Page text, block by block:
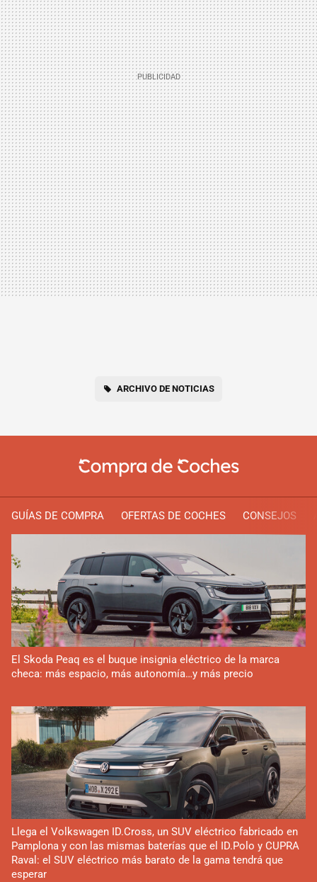
ARCHIVO DE NOTICIAS
GUÍAS DE COMPRA OFERTAS DE COCHES CONSEJOS
El Skoda Peaq es el buque insignia eléctrico de la marca
checa: más espacio, más autonomía…y más precio
Llega el Volkswagen ID.Cross, un SUV eléctrico fabricado en
Pamplona y con las mismas baterías que el ID.Polo y CUPRA
Raval: el SUV eléctrico más barato de la gama tendrá que
esperar